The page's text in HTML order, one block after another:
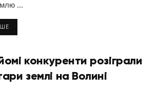
...
конкуренти розіграли
землі на Волині